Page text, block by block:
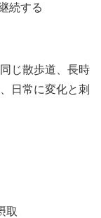
続する
じ散歩道、長時
日常に変化と刺
取